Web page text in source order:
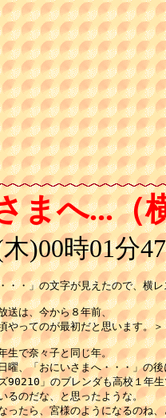
まへ...（
)00時01分
・・」の文字が見えたので、横レ
送は、今から８年前、
やってのが最初だと思います。
生で奈々子と同じ年。
曜、「おにいさまへ・・・」の
90210」のブレンダも高校１年
るのだな、と思ったような。
ったら、宮様のようになるのね